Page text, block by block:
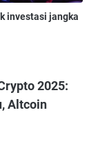
investasi jangka
2025:
Altcoin